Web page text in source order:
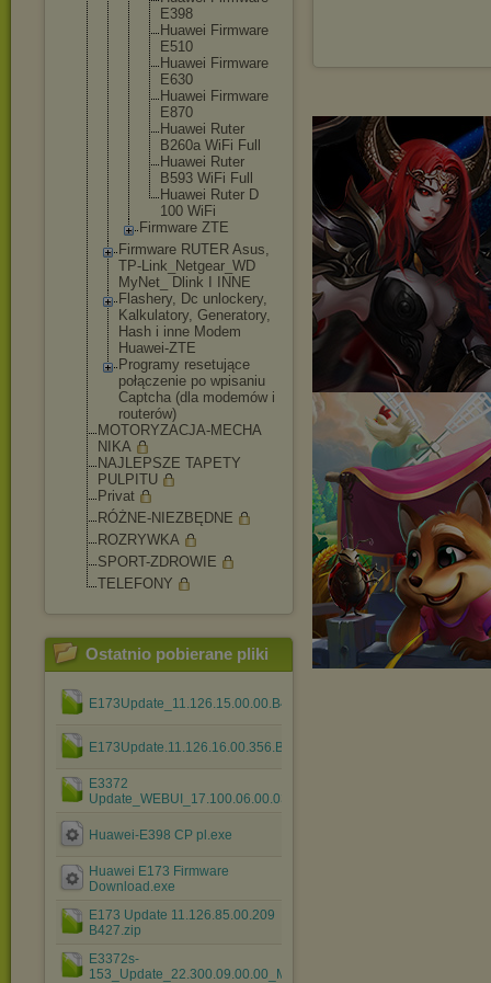
E398
Huawei Firmware
E510
Huawei Firmware
E630
Huawei Firmware
E870
Huawei Ruter
B260a WiFi Full
Huawei Ruter
B593 WiFi Full
Huawei Ruter D
100 WiFi
Firmware ZTE
Firmware RUTER Asus,
TP-Link_Netgear_WD
MyNet_ Dlink I INNE
Flashery, Dc unlockery,
Kalkulatory, Generatory,
Hash i inne Modem
Huawei-ZTE
Programy resetujące
połączenie po wpisaniu
Captcha (dla modemów i
routerów)
MOTORYZACJA-MECHA
NIKA
NAJLEPSZE TAPETY
PULPITU
Privat
RÓŻNE-NIEZBĘDNE
ROZRYWKA
SPORT-ZDROWIE
TELEFONY
Ostatnio pobierane pliki
E173Update_11.126.15.00.00.B416.rar
E173Update.11.126.16.00.356.B427.rar
E3372
Update_WEBUI_17.100.06.00.03_V7R2_CPIO_Mod1.3.rar
Huawei-E398 CP pl.exe
Huawei E173 Firmware
Download.exe
E173 Update 11.126.85.00.209
B427.zip
E3372s-
153_Update_22.300.09.00.00_M_AT_03.rar